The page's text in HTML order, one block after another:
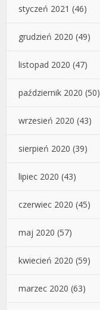
styczeń 2021 (46)
grudzień 2020 (49)
listopad 2020 (47)
październik 2020 (50)
wrzesień 2020 (43)
sierpień 2020 (39)
lipiec 2020 (43)
czerwiec 2020 (45)
maj 2020 (57)
kwiecień 2020 (59)
marzec 2020 (63)